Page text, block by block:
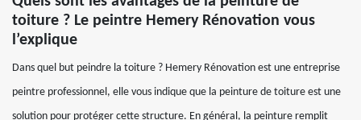
toiture ? Le peintre Hemery Rénovation vous
l’explique
Dans quel but peindre la toiture ? Hemery Rénovation est une entreprise
peintre professionnel, elle vous indique que la peinture de toiture est une
solution pour protéger cette structure. En général, la peinture remplit